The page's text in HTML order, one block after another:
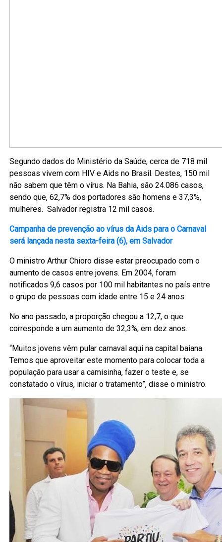
Segundo dados do Ministério da Saúde, cerca de 718 mil
pessoas vivem com HIV e Aids no Brasil. Destes, 150 mil
não sabem que têm o vírus. Na Bahia, são 24.086 casos,
sendo que, 62,7% dos portadores são homens e 37,3%,
mulheres. Salvador registra 12 mil casos.
Campanha de prevenção ao vírus da Aids para o Carnaval
será lançada nesta sexta-feira (6), em Salvador
O ministro Arthur Chioro disse estar preocupado com o
aumento de casos entre jovens. Em 2004, foram
notificados 9,6 casos por 100 mil habitantes no país entre
o grupo de pessoas com idade entre 15 e 24 anos.
No ano passado, a proporção chegou a 12,7, o que
corresponde a um aumento de 32,3%, em dez anos.
“Muitos jovens vêm pular carnaval aqui na capital baiana.
Temos que aproveitar este momento para colocar toda a
população para usar a camisinha, fazer o teste e, se
constatado o vírus, iniciar o tratamento”, disse o ministro.